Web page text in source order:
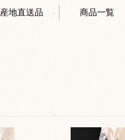
産地直送品 商品一覧